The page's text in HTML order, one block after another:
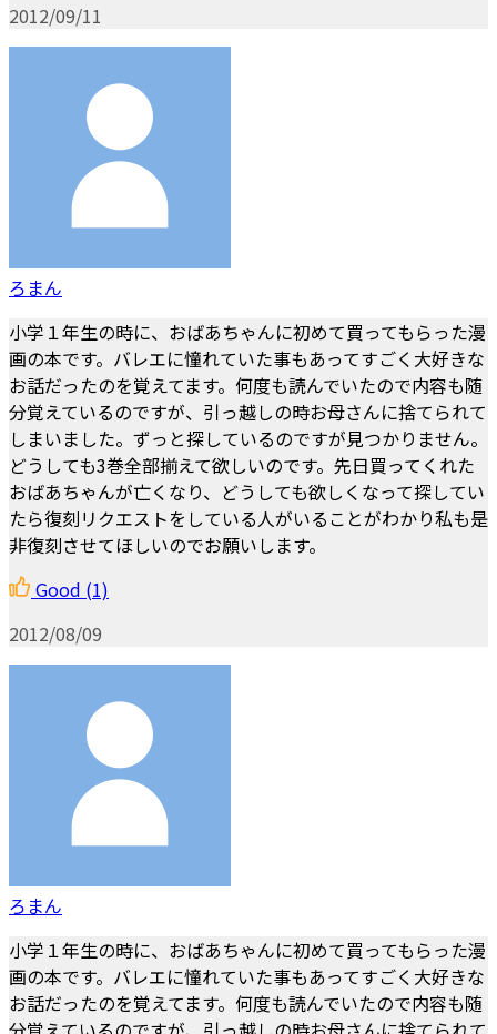
2012/09/11
ろまん
小学１年生の時に、おばあちゃんに初めて買ってもらった漫
画の本です。バレエに憧れていた事もあってすごく大好きな
お話だったのを覚えてます。何度も読んでいたので内容も随
分覚えているのですが、引っ越しの時お母さんに捨てられて
しまいました。ずっと探しているのですが見つかりません。
どうしても3巻全部揃えて欲しいのです。先日買ってくれた
おばあちゃんが亡くなり、どうしても欲しくなって探してい
たら復刻リクエストをしている人がいることがわかり私も是
非復刻させてほしいのでお願いします。
Good (1)
2012/08/09
ろまん
小学１年生の時に、おばあちゃんに初めて買ってもらった漫
画の本です。バレエに憧れていた事もあってすごく大好きな
お話だったのを覚えてます。何度も読んでいたので内容も随